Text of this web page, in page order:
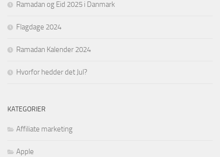
Ramadan og Eid 2025 i Danmark
Flagdage 2024
Ramadan Kalender 2024
Hvorfor hedder det Jul?
KATEGORIER
Affiliate marketing
Apple